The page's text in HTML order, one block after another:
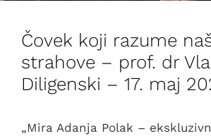
Čovek koji razume
strahove – prof. dr
Diligenski – 17. maj
„Mira Adanja Polak –